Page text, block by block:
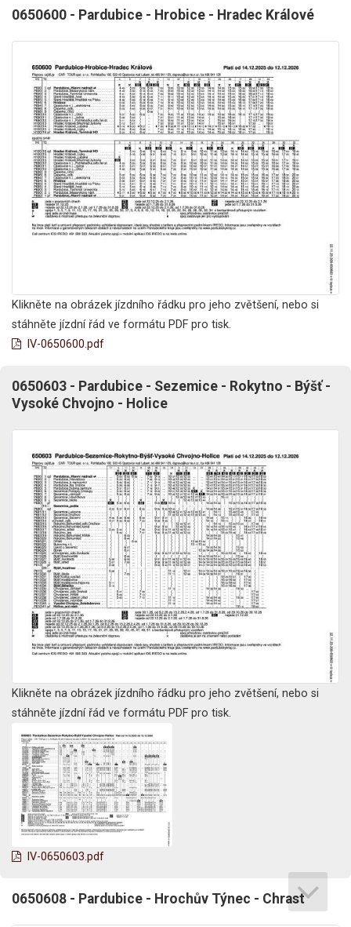
0650600 - Pardubice - Hrobice - Hradec Králové
Klikněte na obrázek jízdního řádku pro jeho zvětšení, nebo si
stáhněte jízdní řád ve formátu PDF pro tisk.
lV-0650600.pdf
0650603 - Pardubice - Sezemice - Rokytno - Býšť -
Vysoké Chvojno - Holice
Klikněte na obrázek jízdního řádku pro jeho zvětšení, nebo si
stáhněte jízdní řád ve formátu PDF pro tisk.
lV-0650603.pdf
0650608 - Pardubice - Hrochův Týnec - Chrast